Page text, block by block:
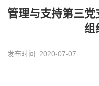
管理与支持第三
组
发布时间: 2020-07-07